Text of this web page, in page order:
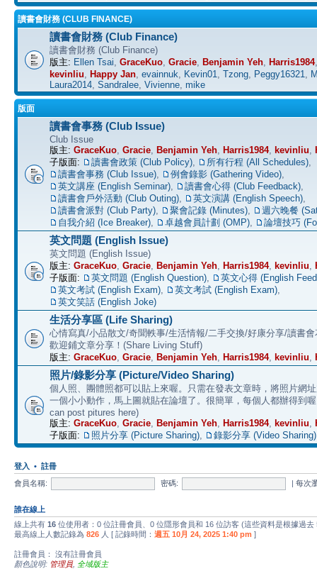
讀書會財務 (CLUB FINANCE)
讀書會財務 (Club Finance)
讀書會財務 (Club Finance)
版主: Ellen Tsai GraceKuo Gracie Benjamin Yeh Harris1984
kevinliu Happy Jan evainnuk Kevin01 Tzong Peggy16321
Laura2014 Sandralee Vivienne mike
版面
讀書會事務 (Club Issue)
Club Issue
版主: GraceKuo Gracie Benjamin Yeh Harris1984, kevinliu
子版面:
讀書會政策 (Club Policy) 所有行程 (All Schedules)
讀書會事務 (Club Issue)
例會錄影 (Gathering Video)
英文講座 (English Seminar)
讀書會心得 (Club Feedback)
讀書會戶外活動 (Club Outing)
英文演講 (English Speech)
讀書會派對 (Club Party)
聚會記錄 (Minutes)
週六晚餐
自我介紹 (Ice Breaker)
卓越會員計劃 (OMP) 論壇技巧
英文問題 (English Issue)
英文問題 (English Issue)
版主: GraceKuo Gracie Benjamin Yeh Harris1984, kevinliu
子版面:
英文問題 (English Question)
英文心得 (English
英文考試 (English Exam)
英文考試 (English Exam)
英文笑話 (English Joke)
生活分享區 (Life Sharing)
心情寫真/小品散文/奇聞軼事/生活情報/二手交換/好康分享/讀書
歡迎鋪文章分享！(Share Living Stuff)
版主: GraceKuo Gracie Benjamin Yeh Harris1984, kevinliu
照片/錄影分享 (Picture/Video Sharing)
個人照、團體照都可以貼上來喔。只需在發表文章時，將照片網
一個小小動作，馬上圖就貼在論壇了。很簡單，每個人都辦得到
can post pitures here)
版主: GraceKuo Gracie Benjamin Yeh Harris1984, kevinliu
子版面:
照片分享 (Picture Sharing) 錄影分享 (Video Sharing)
登入 • 註冊
會員名稱: 密碼: | 每次
誰在線上
線上共有 16 位使用者：0 位註冊會員、0 位隱形會員和 16 位訪客 (這些資料是根據過
最高線上人數記錄為 826 人 [ 記錄時間： 週五 10月 24, 2025 1:40 pm ]
註冊會員： 沒有註冊會員
顏色說明: 管理員, 全域版主